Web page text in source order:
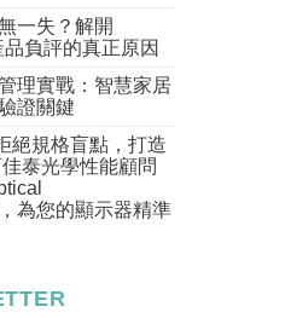
一失？解開
負評的真正原因
理實戰：智慧家居
證關鍵
絕規格盲點，打造
泰光學性能顧問
為您的顯示器精準